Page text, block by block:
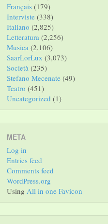
Français (179)
Interviste (338)
Italiano (2,825)
Letteratura (2,256)
Musica (2,106)
SaarLorLux (3,073)
Società (235)
Stefano Mecenate (49)
Teatro (451)
Uncategorized (1)
META
Log in
Entries feed
Comments feed
WordPress.org
Using All in one Favicon